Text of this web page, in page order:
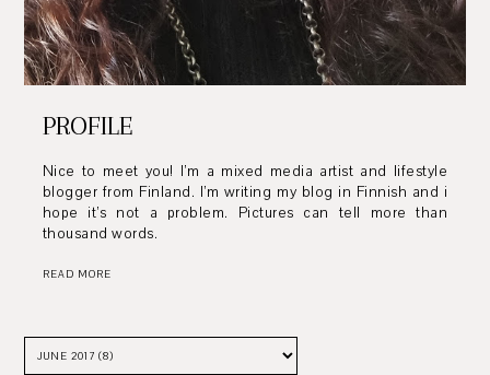
PROFILE
Nice to meet you! I’m a mixed media artist and lifestyle
blogger from Finland. I’m writing my blog in Finnish and i
hope it’s not a problem. Pictures can tell more than
thousand words.
READ MORE